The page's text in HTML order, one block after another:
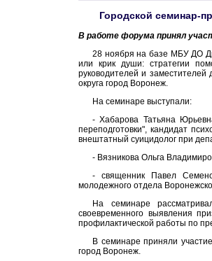
Городской семинар-
В работе форума принял
28 ноября на базе МБУ ДО
или крик души: стратегии
руководителей и заместителей
округа город Воронеж.
На семинаре выступали:
- Хабарова Татьяна
переподготовки", кандидат
внештатный суицидолог при
- Вязникова Ольга
- священник Павел
молодежного отдела
На семинаре
своевременного выявления
профилактической работы по
В семинаре приняли
город Воронеж.